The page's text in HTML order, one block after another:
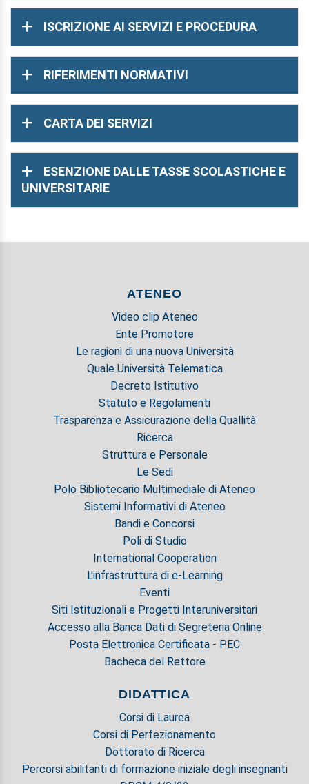
ISCRIZIONE AI SERVIZI E PROCEDURA
RIFERIMENTI NORMATIVI
CARTA DEI SERVIZI
ESENZIONE DALLE TASSE SCOLASTICHE E
UNIVERSITARIE
ATENEO
Video clip Ateneo
Ente Promotore
Le ragioni di una nuova Università
Quale Università Telematica
Decreto Istitutivo
Statuto e Regolamenti
Trasparenza e Assicurazione della Quallità
Ricerca
Struttura e Personale
Le Sedi
Polo Bibliotecario Multimediale di Ateneo
Sistemi Informativi di Ateneo
Bandi e Concorsi
Poli di Studio
International Cooperation
L'infrastruttura di e-Learning
Eventi
Siti Istituzionali e Progetti Interuniversitari
Accesso alla Banca Dati di Segreteria Online
Posta Elettronica Certificata - PEC
Bacheca del Rettore
DIDATTICA
Corsi di Laurea
Corsi di Perfezionamento
Dottorato di Ricerca
Percorsi abilitanti di formazione iniziale degli insegnanti